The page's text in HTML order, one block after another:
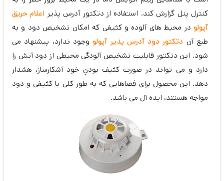
کنترل پنل گزارش کند. استفاده از دتکتور آدرس پذیر اعلام حریق
آپولو در محیط های آلوده و کثیفی که امکان تشخیص دود و به
طبع آن دتکتور دود آدرس پذیر آپولووجود ندارد، پیشنهاد می
شود. این دتکتور قابلیت تشخیص آلودگی محیطی از دود آتش را
دارد و می تواند در صورت کثیف بودنِ خود آشکارساز، هشدار
دهد. این محصول برای فضاهایی که به طور کلی با کثیفی و دود
مواجه هستند، ایده آل می باشد.